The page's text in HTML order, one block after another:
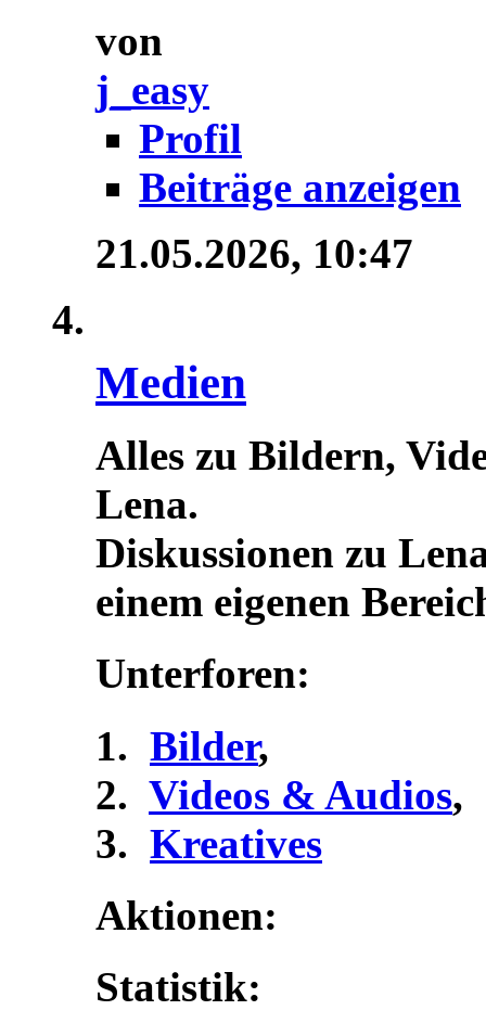
von
j_easy
Profil
Beiträge anzeigen
21.05.2026, 10:47
Medien
Alles zu Bildern,
Lena.
Diskussionen zu
einem eigenen
Unterforen:
Bilder,
Videos & Audios,
Kreatives
Aktionen:
Statistik: